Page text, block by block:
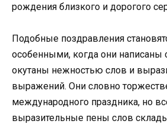
рождения близкого и дорогого
Подобные поздравления
особенными, когда они написаны
окутаны нежностью слов и
выражений. Они словно
международного праздника, но
выразительные пены слов